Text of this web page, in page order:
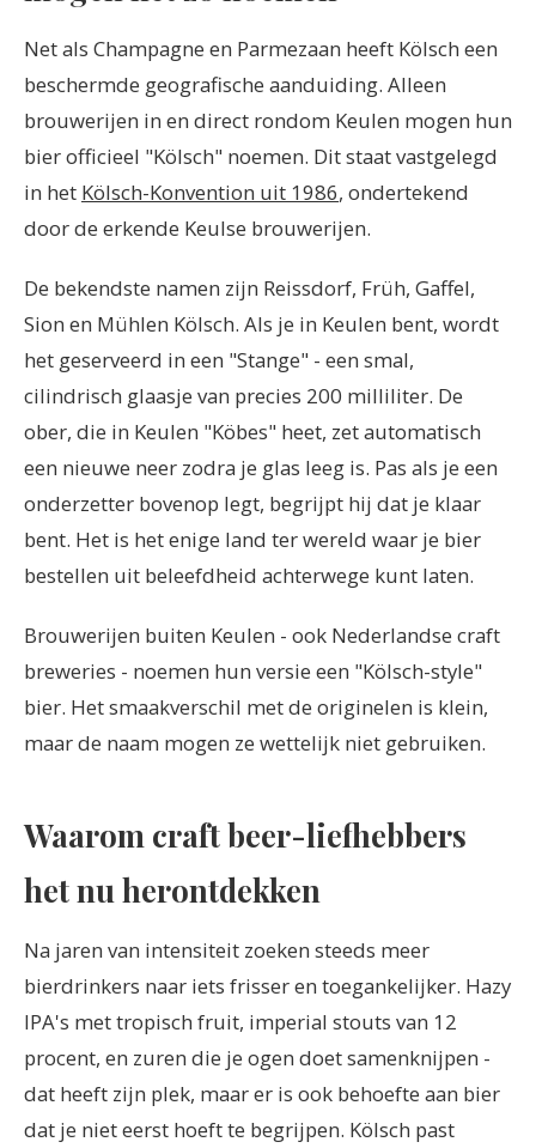
Net als Champagne en Parmezaan heeft Kölsch een
beschermde geografische aanduiding. Alleen
brouwerijen in en direct rondom Keulen mogen hun
bier officieel "Kölsch" noemen. Dit staat vastgelegd
in het Kölsch-Konvention uit 1986, ondertekend
door de erkende Keulse brouwerijen.
De bekendste namen zijn Reissdorf, Früh, Gaffel,
Sion en Mühlen Kölsch. Als je in Keulen bent, wordt
het geserveerd in een "Stange" - een smal,
cilindrisch glaasje van precies 200 milliliter. De
ober, die in Keulen "Köbes" heet, zet automatisch
een nieuwe neer zodra je glas leeg is. Pas als je een
onderzetter bovenop legt, begrijpt hij dat je klaar
bent. Het is het enige land ter wereld waar je bier
bestellen uit beleefdheid achterwege kunt laten.
Brouwerijen buiten Keulen - ook Nederlandse craft
breweries - noemen hun versie een "Kölsch-style"
bier. Het smaakverschil met de originelen is klein,
maar de naam mogen ze wettelijk niet gebruiken.
Waarom craft beer-liefhebbers
het nu herontdekken
Na jaren van intensiteit zoeken steeds meer
bierdrinkers naar iets frisser en toegankelijker. Hazy
IPA's met tropisch fruit, imperial stouts van 12
procent, en zuren die je ogen doet samenknijpen -
dat heeft zijn plek, maar er is ook behoefte aan bier
dat je niet eerst hoeft te begrijpen. Kölsch past